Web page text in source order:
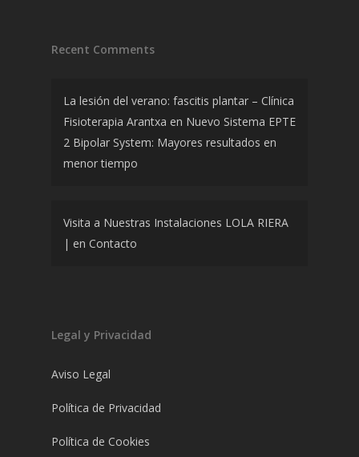
Recent Comments
La lesión del verano: fascitis plantar – Clínica
Fisioterapia Arantxa en Nuevo Sistema EPTE
2 Bipolar System: Mayores resultados en
menor tiempo
Visita a Nuestras Instalaciones LOLA RIERA
| en Contacto
Legal y Privacidad
Aviso Legal
Política de Privacidad
Política de Cookies